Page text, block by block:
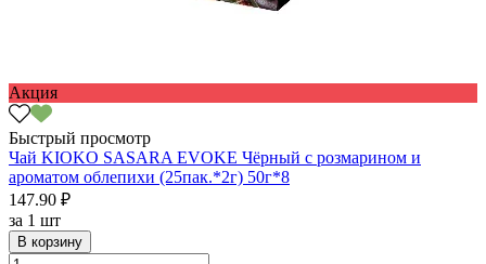
Акция
Быстрый просмотр
Чай KIOKO SASARA EVOKE Чёрный с розмарином и
ароматом облепихи (25пак.*2г) 50г*8
147.90 ₽
за 1 шт
В корзину